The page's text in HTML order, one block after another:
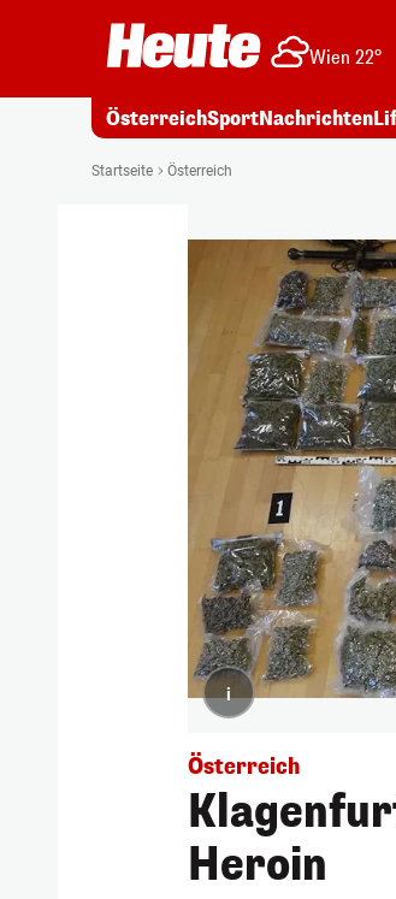
Wien 22°
ÖsterreichSportNachrichten
Startseite Österreich
i
Österreich
Heroin